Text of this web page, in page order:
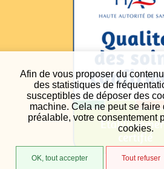
Afin de vous proposer du
des statistiques de
susceptibles de déposer des
machine. Cela ne peut se faire
préalable, votre consentement
cookies.
OK, tout accepter Tout refuser